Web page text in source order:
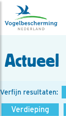
Actueel
Verfijn resultaten:
Verdieping